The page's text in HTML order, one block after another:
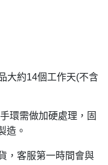
大約14個工作天(不含
環需做加硬處理，固
造。
，客服第一時間會與